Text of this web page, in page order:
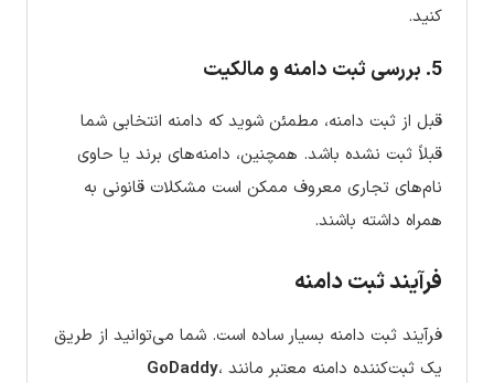
کنید.
5. بررسی ثبت دامنه و مالکیت
قبل از ثبت دامنه، مطمئن شوید که دامنه انتخابی شما
قبلاً ثبت نشده باشد. همچنین، دامنه‌های برند یا حاوی
نام‌های تجاری معروف ممکن است مشکلات قانونی به
همراه داشته باشند.
فرآیند ثبت دامنه
فرآیند ثبت دامنه بسیار ساده است. شما می‌توانید از طریق
یک ثبت‌کننده دامنه معتبر مانند GoDaddy،